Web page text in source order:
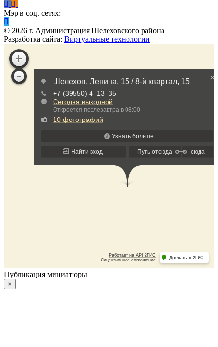
Мэр в соц. сетях:
© 2026 г. Администрация Шелеховского района
Разработка сайта: Виртуальные технологии
Публикация миниатюры
×